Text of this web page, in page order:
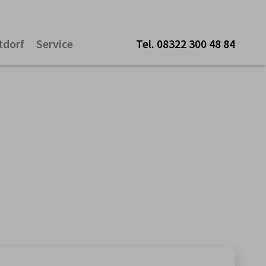
Service Tel. 08322 300 48 84